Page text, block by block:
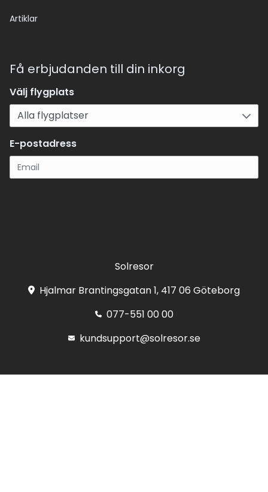
Artiklar
Få erbjudanden till din inkorg
Välj flygplats
E-postadress
Solresor
Hjalmar Brantingsgatan 1, 417 06 Göteborg
077-551 00 00
kundsupport@solresor.se